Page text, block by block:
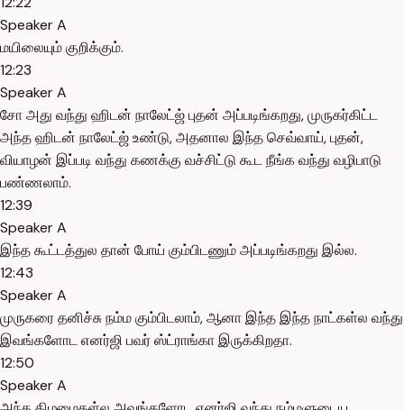
Speaker A
மயிலையும் குறிக்கும்.
12:23
Speaker A
சோ அது வந்து ஹிடன் நாலேட்ஜ் புதன் அப்படிங்கறது, முருகர்கிட்ட
அந்த ஹிடன் நாலேட்ஜ் உண்டு, அதனால இந்த செவ்வாய், புதன்,
வியாழன் இப்படி வந்து கணக்கு வச்சிட்டு கூட நீங்க வந்து வழிபாடு
பண்ணலாம்.
12:39
Speaker A
இந்த கூட்டத்துல தான் போய் கும்பிடணும் அப்படிங்கறது இல்ல.
12:43
Speaker A
முருகரை தனிச்சு நம்ம கும்பிடலாம், ஆனா இந்த இந்த நாட்கள்ல வந்து
இவங்களோட எனர்ஜி பவர் ஸ்ட்ராங்கா இருக்கிறதா.
12:50
Speaker A